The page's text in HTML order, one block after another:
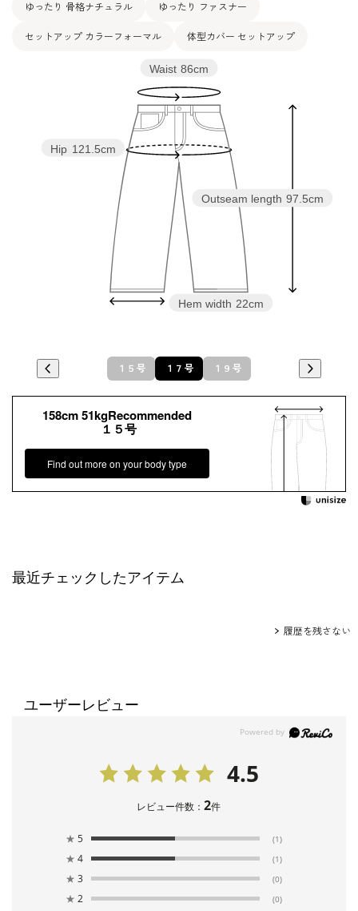
ゆったり 骨格ナチュラル ゆったり ファスナー
セットアップ カラーフォーマル 体型カバー セットアップ
Outseam length 97.5cm
Hem width 22cm
Hip 121.5cm
Waist 86cm
１５号 １７号 １９号
158cm 51kgRecommended
１５号
Find out more on your body type
最近チェックしたアイテム
履歴を残さない
ユーザーレビュー
4.5
レビュー件数：2件
★ 5 (1)
★ 4 (1)
★ 3 (0)
★ 2 (0)